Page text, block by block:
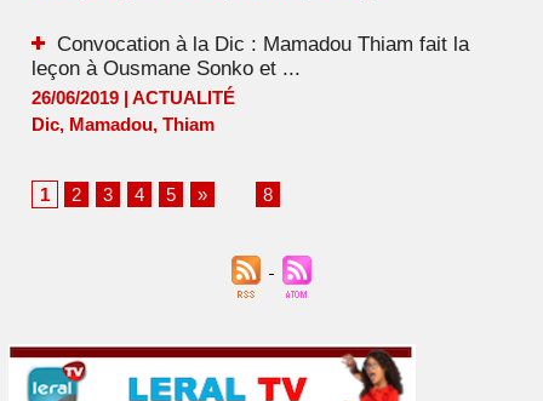
Convocation à la Dic : Mamadou Thiam fait la
leçon à Ousmane Sonko et ...
26/06/2019 | ACTUALITÉ
Dic, Mamadou, Thiam
1 2 3 4 5 » 8